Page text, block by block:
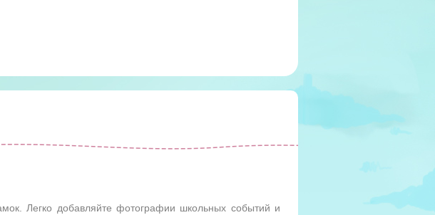
Легко добавляйте фотографии школьных событий и